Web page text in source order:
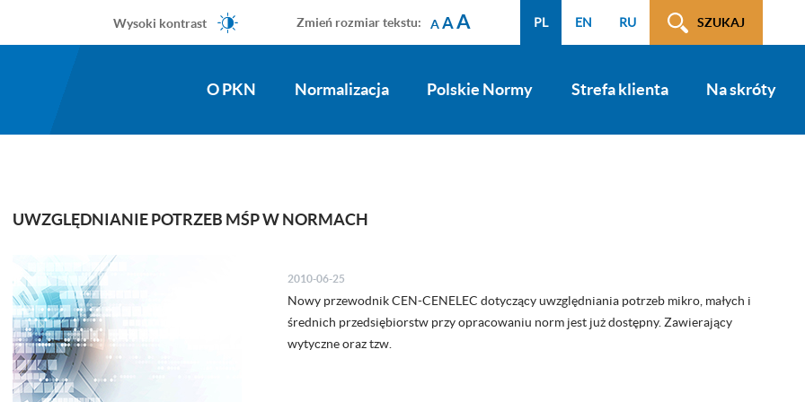
SZUKAJ
PL EN RU
Zmień rozmiar tekstu: AAA
Wysoki kontrast
O PKN Normalizacja Polskie Normy Strefa klienta Na skróty
UWZGLĘDNIANIE POTRZEB MŚP W NORMACH
2010-06-25
Nowy przewodnik CEN-CENELEC dotyczący uwzględniania potrzeb mikro, małych i
średnich przedsiębiorstw przy opracowaniu norm jest już dostępny. Zawierający
wytyczne oraz tzw.